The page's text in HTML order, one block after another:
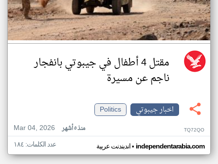
مقتل 4 أطفال في جيبوتي بانفجار
ناجم عن مسيرة
اخبار جيبوتي
Politics
Mar 04, 2026
منذ ٥ أشهر TQ72QO
اندبندنت عربية• independentarabia.com عدد الكلمات: ١٨٤